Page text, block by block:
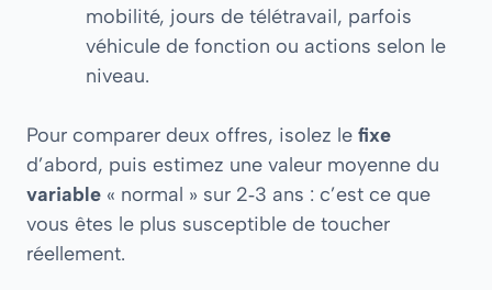
mobilité, jours de télétravail, parfois
véhicule de fonction ou actions selon le
niveau.
Pour comparer deux offres, isolez le fixe
d’abord, puis estimez une valeur moyenne du
variable « normal » sur 2‑3 ans : c’est ce que
vous êtes le plus susceptible de toucher
réellement.